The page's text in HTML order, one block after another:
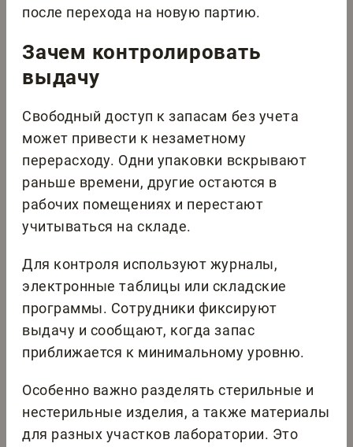
после перехода на новую партию.
Зачем контролировать
выдачу
Свободный доступ к запасам без учета
может привести к незаметному
перерасходу. Одни упаковки вскрывают
раньше времени, другие остаются в
рабочих помещениях и перестают
учитываться на складе.
Для контроля используют журналы,
электронные таблицы или складские
программы. Сотрудники фиксируют
выдачу и сообщают, когда запас
приближается к минимальному уровню.
Особенно важно разделять стерильные и
нестерильные изделия, а также материалы
для разных участков лаборатории. Это